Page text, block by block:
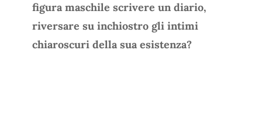
figura maschile scrivere un diario,
riversare su inchiostro gli intimi
chiaroscuri della sua esistenza?